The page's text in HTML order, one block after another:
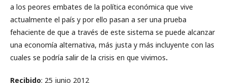
a los peores embates de la política económica que vive
actualmente el país y por ello pasan a ser una prueba
fehaciente de que a través de este sistema se puede alcanzar
una economía alternativa, más justa y más incluyente con las
cuales se podría salir de la crisis en que vivimos.
Recibido: 25 junio 2012